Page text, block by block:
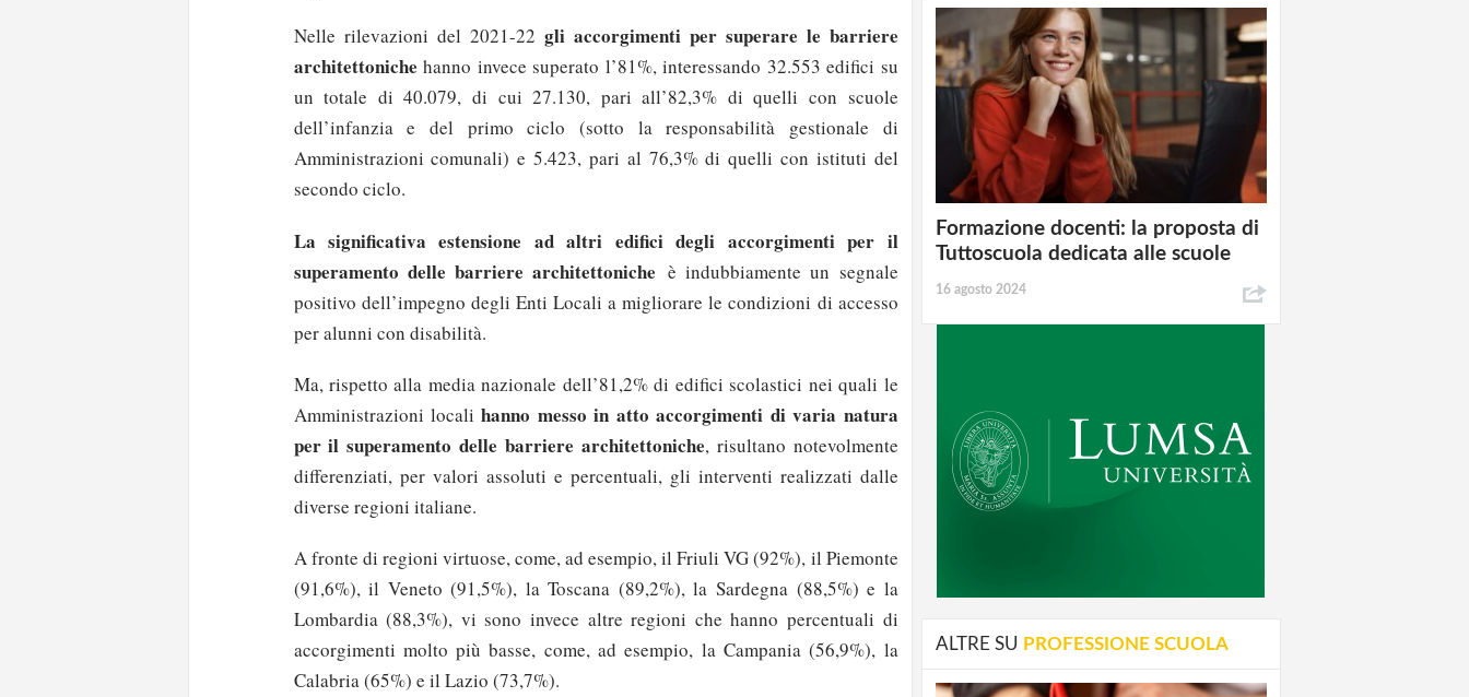
Nelle rilevazioni del 2021-22 gli accorgimenti per superare le barriere
architettoniche hanno invece superato l’81%, interessando 32.553 edifici su
un totale di 40.079, di cui 27.130, pari all’82,3% di quelli con scuole
dell’infanzia e del primo ciclo (sotto la responsabilità gestionale di
Amministrazioni comunali) e 5.423, pari al 76,3% di quelli con istituti del
secondo ciclo.
La significativa estensione ad altri edifici degli accorgimenti per il
superamento delle barriere architettoniche è indubbiamente un segnale
positivo dell’impegno degli Enti Locali a migliorare le condizioni di accesso
per alunni con disabilità.
Ma, rispetto alla media nazionale dell’81,2% di edifici scolastici nei quali le
Amministrazioni locali hanno messo in atto accorgimenti di varia natura
per il superamento delle barriere architettoniche, risultano notevolmente
differenziati, per valori assoluti e percentuali, gli interventi realizzati dalle
diverse regioni italiane.
A fronte di regioni virtuose, come, ad esempio, il Friuli VG (92%), il Piemonte
(91,6%), il Veneto (91,5%), la Toscana (89,2%), la Sardegna (88,5%) e la
Lombardia (88,3%), vi sono invece altre regioni che hanno percentuali di
accorgimenti molto più basse, come, ad esempio, la Campania (56,9%), la
Calabria (65%) e il Lazio (73,7%).
Formazione docenti: la proposta di
Tuttoscuola dedicata alle scuole
16 agosto 2024
ALTRE SU PROFESSIONE SCUOLA